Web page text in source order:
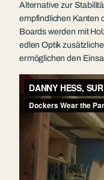
Alternative zur
empfindlichen Kanten
Boards werden mit
edlen Optik
ermöglichen den